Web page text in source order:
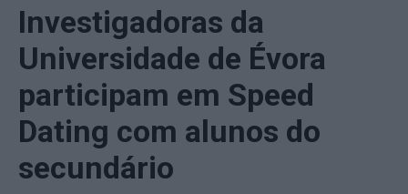
Investigadoras da
Universidade de Évora
participam em Speed
Dating com alunos do
secundário